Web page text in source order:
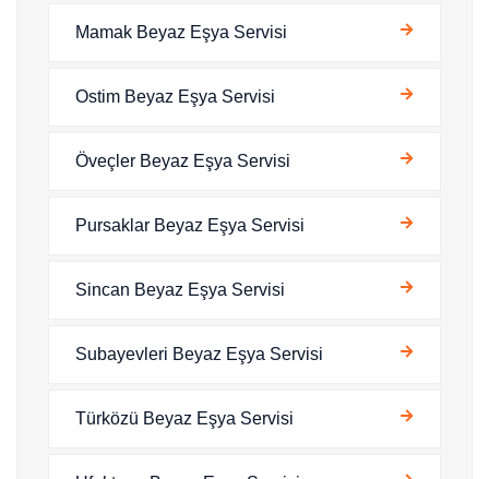
Mamak Beyaz Eşya Servisi
Ostim Beyaz Eşya Servisi
Öveçler Beyaz Eşya Servisi
Pursaklar Beyaz Eşya Servisi
Sincan Beyaz Eşya Servisi
Subayevleri Beyaz Eşya Servisi
Türközü Beyaz Eşya Servisi